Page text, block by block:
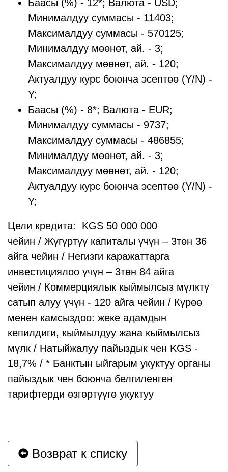
Баасы (%) - 12*; Валюта - USD;
Минималдуу суммасы - 11403;
Максималдуу суммасы - 570125;
Минималдуу мөөнөт, ай. - 3;
Максималдуу мөөнөт, ай. - 120;
Актуалдуу курс боюнча эсептөө (Y/N) -
Y;
Баасы (%) - 8*; Валюта - EUR;
Минималдуу суммасы - 9737;
Максималдуу суммасы - 486855;
Минималдуу мөөнөт, ай. - 3;
Максималдуу мөөнөт, ай. - 120;
Актуалдуу курс боюнча эсептөө (Y/N) -
Y;
Цели кредита: KGS 50 000 000
чейин / Жүгүртүү капиталы үчүн – 3төн 36
айга чейин / Негизги каражаттарга
инвестициялоо үчүн – 3төн 84 айга
чейин / Коммерциялык кыймылсыз мүлктү
сатып алуу үчүн - 120 айга чейин / Күрөө
менен камсыздоо: жеке адамдын
кепилдиги, кыймылдуу жана кыймылсыз
мүлк / Натыйжалуу пайыздык чен KGS -
18,7% / * Банктын ыйгарым укуктуу органы
пайыздык чен боюнча белгиленген
тарифтерди өзгөртүүгө укуктуу
Возврат к списку